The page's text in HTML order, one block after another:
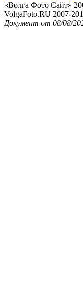
«Волга Фото Сайт»
VolgaFoto.RU 2007-
Документ от 08/08/